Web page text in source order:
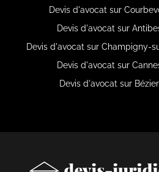
Devis d'avocat sur
Devis d'avocat sur
Devis d'avocat sur Champigny-
Devis d'avocat sur
Devis d'avocat sur